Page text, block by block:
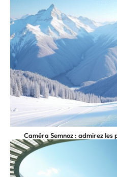
Caméra Semnoz : admirez